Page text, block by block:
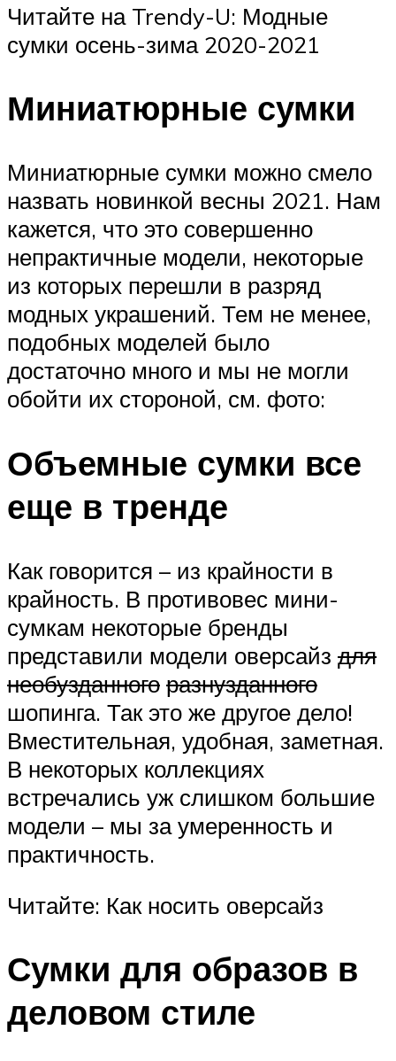
Читайте на Trendy-U: Модные
сумки осень-зима 2020-2021
Миниатюрные сумки
Миниатюрные сумки можно смело
назвать новинкой весны 2021. Нам
кажется, что это совершенно
непрактичные модели, некоторые
из которых перешли в разряд
модных украшений. Тем не менее,
подобных моделей было
достаточно много и мы не могли
обойти их стороной, см. фото:
Объемные сумки все
еще в тренде
Как говорится – из крайности в
крайность. В противовес мини-
сумкам некоторые бренды
представили модели оверсайз для
необузданного разнузданного
шопинга. Так это же другое дело!
Вместительная, удобная, заметная.
В некоторых коллекциях
встречались уж слишком большие
модели – мы за умеренность и
практичность.
Читайте: Как носить оверсайз
Сумки для образов в
деловом стиле